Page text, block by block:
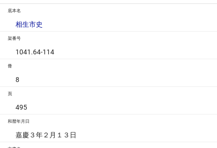
底本名
相生市史
架番号
1041.64-114
冊
8
頁
495
和暦年月日
嘉慶３年２月１３日